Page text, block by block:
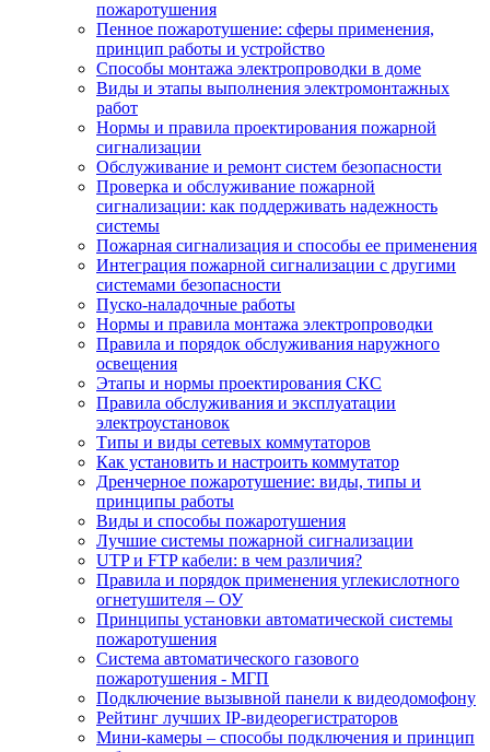
пожаротушения
Пенное пожаротушение: сферы применения,
принцип работы и устройство
Способы монтажа электропроводки в доме
Виды и этапы выполнения электромонтажных
работ
Нормы и правила проектирования пожарной
сигнализации
Обслуживание и ремонт систем безопасности
Проверка и обслуживание пожарной
сигнализации: как поддерживать надежность
системы
Пожарная сигнализация и способы ее применения
Интеграция пожарной сигнализации с другими
системами безопасности
Пуско-наладочные работы
Нормы и правила монтажа электропроводки
Правила и порядок обслуживания наружного
освещения
Этапы и нормы проектирования СКС
Правила обслуживания и эксплуатации
электроустановок
Типы и виды сетевых коммутаторов
Как установить и настроить коммутатор
Дренчерное пожаротушение: виды, типы и
принципы работы
Виды и способы пожаротушения
Лучшие системы пожарной сигнализации
UTP и FTP кабели: в чем различия?
Правила и порядок применения углекислотного
огнетушителя – ОУ
Принципы установки автоматической системы
пожаротушения
Система автоматического газового
пожаротушения - МГП
Подключение вызывной панели к видеодомофону
Рейтинг лучших IP-видеорегистраторов
Мини-камеры – способы подключения и принцип